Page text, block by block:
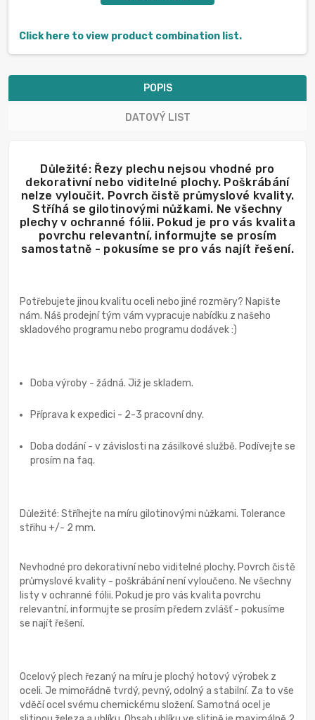
Click here to view product combination list.
POPIS
DATOVÝ LIST
Důležité: Řezy plechu nejsou vhodné pro
dekorativní nebo viditelné plochy. Poškrábání
nelze vyloučit. Povrch čistě průmyslové kvality.
Stříhá se gilotinovými nůžkami. Ne všechny
plechy v ochranné fólii. Pokud je pro vás kvalita
povrchu relevantní, informujte se prosím
samostatně - pokusíme se pro vás najít řešení.
Potřebujete jinou kvalitu oceli nebo jiné rozměry? Napište
nám. Náš prodejní tým vám vypracuje nabídku z našeho
skladového programu nebo programu dodávek :)
Doba výroby - žádná. Již je skladem.
Příprava k expedici - 2-3 pracovní dny.
Doba dodání - v závislosti na zásilkové službě. Podívejte se
prosím na faq.
Důležité: Stříhejte na míru gilotinovými nůžkami. Tolerance
střihu +/- 2 mm.
Nevhodné pro dekorativní nebo viditelné plochy. Povrch čistě
průmyslové kvality - poškrábání není vyloučeno. Ne všechny
listy v ochranné fólii. Pokud je pro vás kvalita povrchu
relevantní, informujte se prosím předem zvlášť - pokusíme
se najít řešení.
Ocelový plech řezaný na míru je plochý hotový výrobek z
oceli. Je mimořádně tvrdý, pevný, odolný a stabilní. Za to vše
vděčí ocel svému chemickému složení. Samotná ocel je